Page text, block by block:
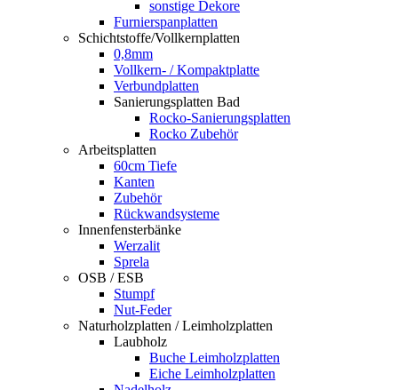
sonstige Dekore
Furnierspanplatten
Schichtstoffe/Vollkernplatten
0,8mm
Vollkern- / Kompaktplatte
Verbundplatten
Sanierungsplatten Bad
Rocko-Sanierungsplatten
Rocko Zubehör
Arbeitsplatten
60cm Tiefe
Kanten
Zubehör
Rückwandsysteme
Innenfensterbänke
Werzalit
Sprela
OSB / ESB
Stumpf
Nut-Feder
Naturholzplatten / Leimholzplatten
Laubholz
Buche Leimholzplatten
Eiche Leimholzplatten